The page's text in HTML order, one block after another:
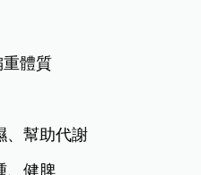
體質
、幫助代謝
、健脾